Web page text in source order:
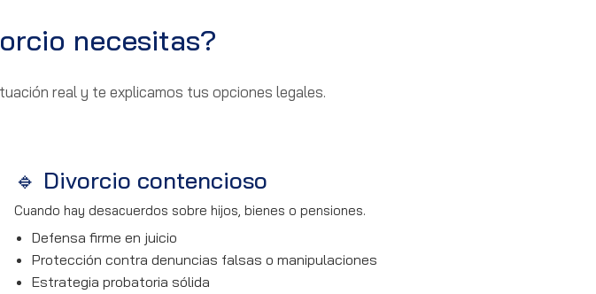
necesitas?
real y te explicamos tus opciones legales.
🔹 Divorcio contencioso
Cuando hay desacuerdos sobre hijos, bienes o pensiones.
Defensa firme en juicio
Protección contra denuncias falsas o manipulaciones
Estrategia probatoria sólida